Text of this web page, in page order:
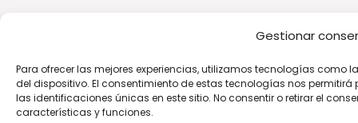
Gestionar
Para ofrecer las mejores experiencias, utilizamos tecnologías
del dispositivo. El consentimiento de estas tecnologías nos
las identificaciones únicas en este sitio. No consentir o retirar el
características y funciones.